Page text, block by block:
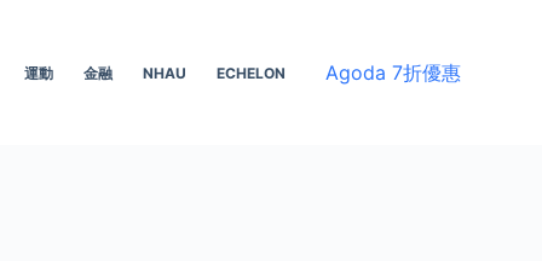
運動 金融 NHAU ECHELON Agoda 7折優惠